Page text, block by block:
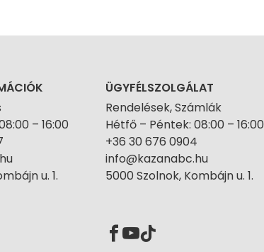
– 16:00
u. 1.
ÜGYFÉLSZOLGÁLAT
Rendelések, Számlák
Hétfő – Péntek: 08:00 – 16:00
+36 30 676 0904
info@kazanabc.hu
5000 Szolnok, Kombájn u. 1.